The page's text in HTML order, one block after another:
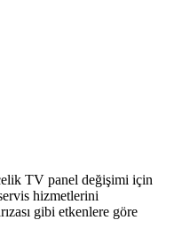
TV panel değişimi için
hizmetlerini
gibi etkenlere göre